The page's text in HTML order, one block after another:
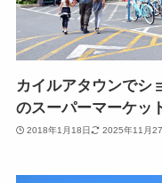
カイルアタウンでシ
のスーパーマーケッ
2018年1月18日 2025年11月